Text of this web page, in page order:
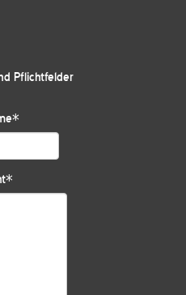
Pflichtfelder
*
*